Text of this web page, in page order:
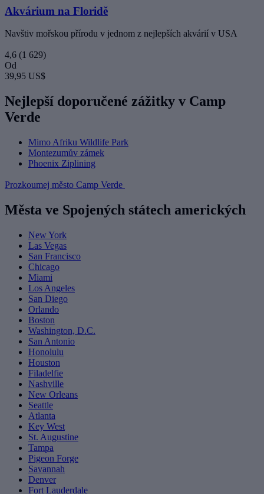
Akvárium na Floridě
Navštiv mořskou přírodu v jednom z nejlepších akvárií v USA
4,6 (1 629)
Od
39,95 US$
Nejlepší doporučené zážitky v Camp
Verde
Mimo Afriku Wildlife Park
Montezumův zámek
Phoenix Ziplining
Prozkoumej město Camp Verde
Města ve Spojených státech amerických
New York
Las Vegas
San Francisco
Chicago
Miami
Los Angeles
San Diego
Orlando
Boston
Washington, D.C.
San Antonio
Honolulu
Houston
Filadelfie
Nashville
New Orleans
Seattle
Atlanta
Key West
St. Augustine
Tampa
Pigeon Forge
Savannah
Denver
Fort Lauderdale